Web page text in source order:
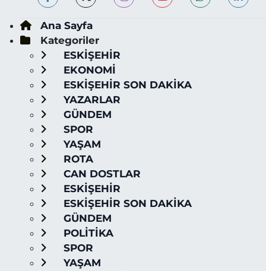
Ana Sayfa
Kategoriler
ESKİŞEHİR
EKONOMİ
ESKİŞEHİR SON DAKİKA
YAZARLAR
GÜNDEM
SPOR
YAŞAM
ROTA
CAN DOSTLAR
ESKİŞEHİR
ESKİŞEHİR SON DAKİKA
GÜNDEM
POLİTİKA
SPOR
YAŞAM